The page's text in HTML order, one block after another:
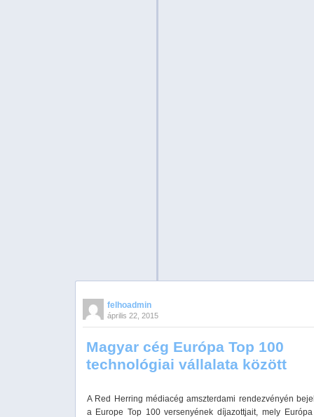
felhoadmin
április 22, 2015
Magyar cég Európa Top 100
technológiai vállalata között
A Red Herring médiacég amszterdami rendezvényén
a Europe Top 100 versenyének díjazottjait, mely